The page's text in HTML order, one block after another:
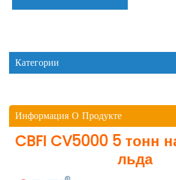
Категории
Информация О Продукте
CBFI CV5000 5 тонн
льда